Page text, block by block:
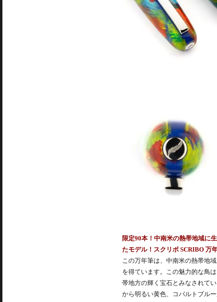
限定90本！中南米の熱帯地域に
たモデル！スクリボ SCRIBO 万
この万年筆は、中南米の熱帯地
を得ています。この魅力的な鳥
帯地方の輝く宝石とみなされて
から明るい黄色、コバルトブル